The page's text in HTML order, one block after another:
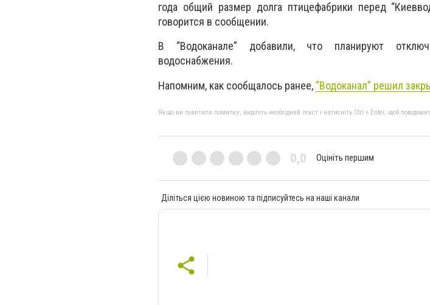
года общий размер долга птицефабрики перед
говорится в сообщении.
В “Водоканале” добавили, что планируют
водоснабжения.
Напомним, как сообщалось ранее,”Водоканал” решил
Якщо ви помітили помилку, виділіть необхідний текст і натисніть Ctrl + Enter, щоб
0,0 Оцініть першим
Діліться цією новиною та підписуйтесь на наші канали